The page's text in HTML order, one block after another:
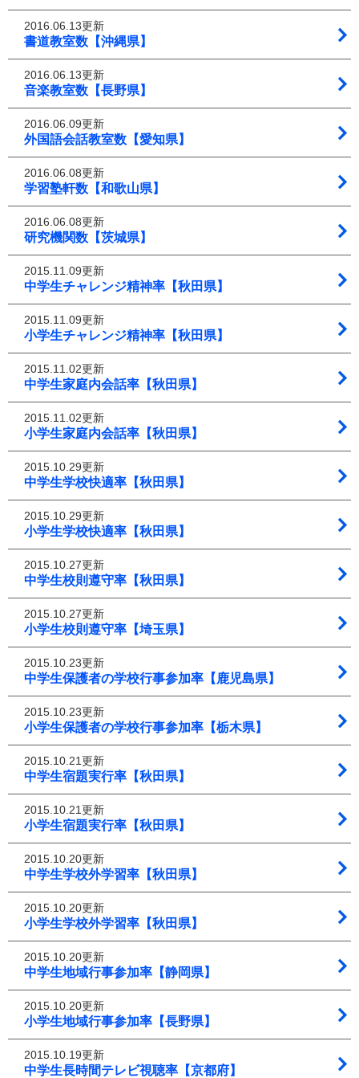
2016.06.13更新
書道教室数【沖縄県】
2016.06.13更新
音楽教室数【長野県】
2016.06.09更新
外国語会話教室数【愛知県】
2016.06.08更新
学習塾軒数【和歌山県】
2016.06.08更新
研究機関数【茨城県】
2015.11.09更新
中学生チャレンジ精神率【秋田県】
2015.11.09更新
小学生チャレンジ精神率【秋田県】
2015.11.02更新
中学生家庭内会話率【秋田県】
2015.11.02更新
小学生家庭内会話率【秋田県】
2015.10.29更新
中学生学校快適率【秋田県】
2015.10.29更新
小学生学校快適率【秋田県】
2015.10.27更新
中学生校則遵守率【秋田県】
2015.10.27更新
小学生校則遵守率【埼玉県】
2015.10.23更新
中学生保護者の学校行事参加率【鹿児島県】
2015.10.23更新
小学生保護者の学校行事参加率【栃木県】
2015.10.21更新
中学生宿題実行率【秋田県】
2015.10.21更新
小学生宿題実行率【秋田県】
2015.10.20更新
中学生学校外学習率【秋田県】
2015.10.20更新
小学生学校外学習率【秋田県】
2015.10.20更新
中学生地域行事参加率【静岡県】
2015.10.20更新
小学生地域行事参加率【長野県】
2015.10.19更新
中学生長時間テレビ視聴率【京都府】